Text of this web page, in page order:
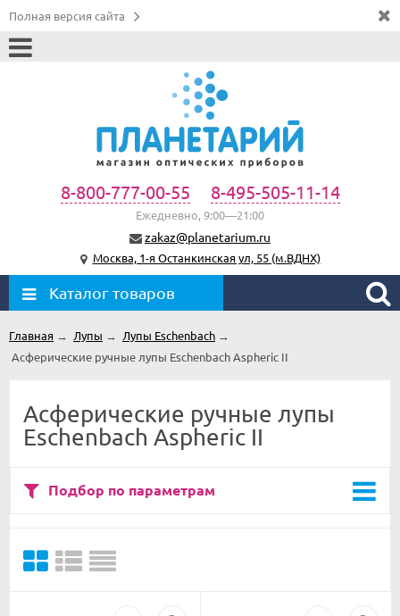
Полная версия сайта
8-800-777-00-55 8-495-505-11-14
Ежедневно, 9:00—21:00
zakaz@planetarium.ru
Москва, 1-я Останкинская ул, 55 (м.ВДНХ)
Каталог товаров
Главная → Лупы → Лупы Eschenbach →
Асферические ручные лупы Eschenbach Aspheric II
Асферические ручные лупы
Eschenbach Aspheric II
Подбор по параметрам